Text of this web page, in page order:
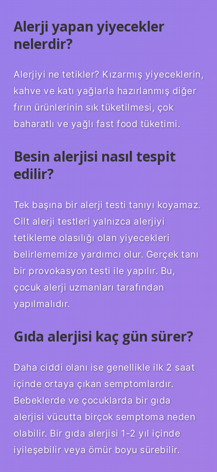
Alerji yapan yiyecekler
nelerdir?
Alerjiyi ne tetikler? Kızarmış yiyeceklerin,
kahve ve katı yağlarla hazırlanmış diğer
fırın ürünlerinin sık tüketilmesi, çok
baharatlı ve yağlı fast food tüketimi.
Besin alerjisi nasıl tespit
edilir?
Tek başına bir alerji testi tanıyı koyamaz.
Cilt alerji testleri yalnızca alerjiyi
tetikleme olasılığı olan yiyecekleri
belirlememize yardımcı olur. Gerçek tanı
bir provokasyon testi ile yapılır. Bu,
çocuk alerji uzmanları tarafından
yapılmalıdır.
Gıda alerjisi kaç gün sürer?
Daha ciddi olanı ise genellikle ilk 2 saat
içinde ortaya çıkan semptomlardır.
Bebeklerde ve çocuklarda bir gıda
alerjisi vücutta birçok semptoma neden
olabilir. Bir gıda alerjisi 1-2 yıl içinde
iyileşebilir veya ömür boyu sürebilir.